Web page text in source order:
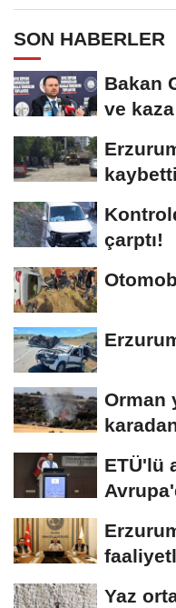
SON HABERLER
Bakan
ve
kaybetti
çarptı!
Orman
ETÜ'lü
Yaz